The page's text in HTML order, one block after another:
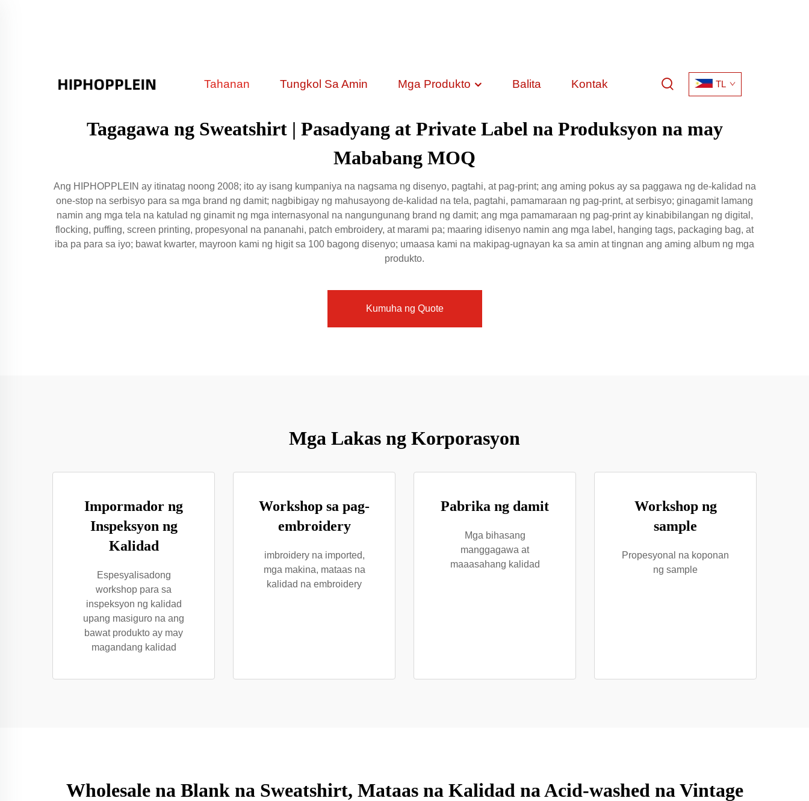
Tahanan Tungkol Sa Amin Mga Produkto Balita Kontak TL
Tagagawa ng Sweatshirt | Pasadyang at Private Label na Produksyon na may
Mababang MOQ
Ang HIPHOPPLEIN ay itinatag noong 2008; ito ay isang kumpaniya na nagsama ng disenyo, pagtahi, at pag-print; ang aming pokus ay sa paggawa ng de-kalidad na
one-stop na serbisyo para sa mga brand ng damit; nagbibigay ng mahusayong de-kalidad na tela, pagtahi, pamamaraan ng pag-print, at serbisyo; ginagamit lamang
namin ang mga tela na katulad ng ginamit ng mga internasyonal na nangungunang brand ng damit; ang mga pamamaraan ng pag-print ay kinabibilangan ng digital,
flocking, puffing, screen printing, propesyonal na pananahi, patch embroidery, at marami pa; maaring idisenyo namin ang mga label, hanging tags, packaging bag, at
iba pa para sa iyo; bawat kwarter, mayroon kami ng higit sa 100 bagong disenyo; umaasa kami na makipag-ugnayan ka sa amin at tingnan ang aming album ng mga
produkto.
Kumuha ng Quote
Mga Lakas ng Korporasyon
Impormador ng
Inspeksyon ng
Kalidad
Espesyalisadong
workshop para sa
inspeksyon ng kalidad
upang masiguro na ang
bawat produkto ay may
magandang kalidad
Workshop sa pag-
embroidery
imbroidery na imported,
mga makina, mataas na
kalidad na embroidery
Pabrika ng damit
Mga bihasang
manggagawa at
maaasahang kalidad
Workshop ng
sample
Propesyonal na koponan
ng sample
Wholesale na Blank na Sweatshirt, Mataas na Kalidad na Acid-washed na Vintage